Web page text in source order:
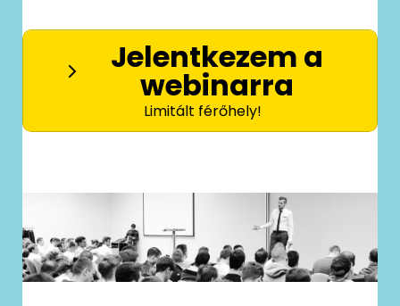
Jelentkezem a
webinarra
Limitált férőhely!